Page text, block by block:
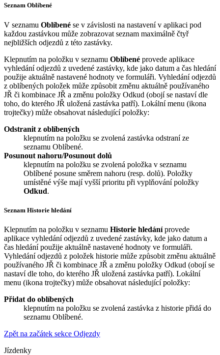
Seznam Oblíbené
V seznamu Oblíbené se v závislosti na nastavení v aplikaci pod
každou zastávkou může zobrazovat seznam maximálně čtyř
nejbližších odjezdů z této zastávky.
Klepnutím na položku v seznamu Oblíbené provede aplikace
vyhledání odjezdů z uvedené zastávky, kde jako datum a čas hledání
použije aktuálně nastavené hodnoty ve formuláři. Vyhledání odjezdů
z oblíbených položek může způsobit změnu aktuálně používaného
JŘ či kombinace JŘ a změnu položky Odkud (obojí se nastaví dle
toho, do kterého JŘ uložená zastávka patří). Lokální menu (ikona
trojtečky) může obsahovat následující položky:
Odstranit z oblíbených
klepnutím na položku se zvolená zastávka odstraní ze
seznamu Oblíbené.
Posunout nahoru/Posunout dolů
klepnutím na položku se zvolená položka v seznamu
Oblíbené posune směrem nahoru (resp. dolů). Položky
umístěné výše mají vyšší prioritu při vyplňování položky
Odkud.
Seznam Historie hledání
Klepnutím na položku v seznamu Historie hledáníprovede
aplikace vyhledání odjezdů z uvedené zastávky, kde jako datum a
čas hledání použije aktuálně nastavené hodnoty ve formuláři.
Vyhledání odjezdů z položek historie může způsobit změnu aktuálně
používaného JŘ či kombinace JŘ a změnu položky Odkud (obojí se
nastaví dle toho, do kterého JŘ uložená zastávka patří). Lokální
menu (ikona trojtečky) může obsahovat následující položky:
Přidat do oblíbených
klepnutím na položku se zvolená zastávka z historie přidá do
seznamu Oblíbené.
Zpět na začátek sekce Odjezdy
Jízdenky